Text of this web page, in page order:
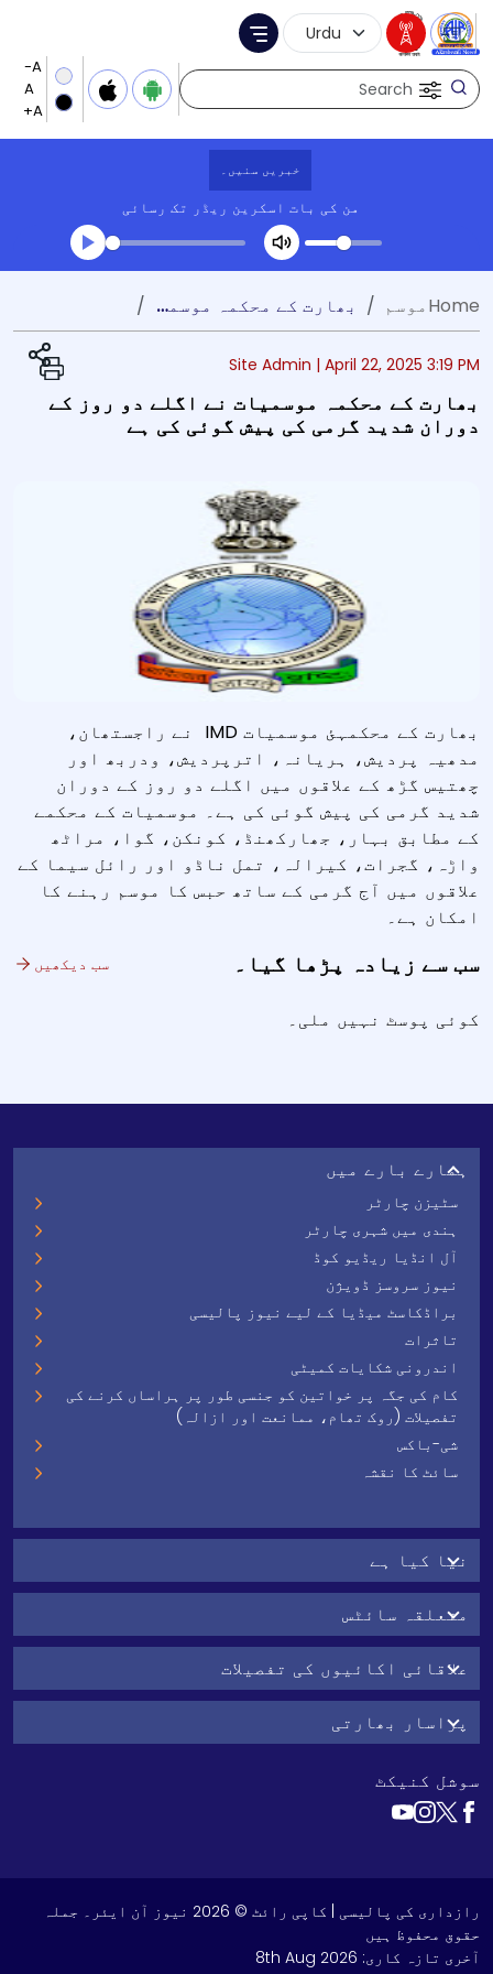
Search
Language Selection
Menu
خبریں سنیں۔
من کی بات اسکرین ریڈر تک رسائی
Transcript summary
کھیلیں آڈیو Homeموسم بھارت کے محکمہ موسمیات نے اگلے دو روز کے دوران شدید گرمی کی پیش گوئی کی ہے
Site Admin | April 22, 2025 3:19 PM
بھارت کے محکمہ موسمیات نے اگلے دو روز کے
دوران شدید گرمی کی پیش گوئی کی ہے
بھارت کے محکمہئ موسمیات IMD نے راجستھان،
مدھیہ پردیش، ہریانہ، اترپردیش، ودربھ اور
چھتیس گڑھ کے علاقوں میں اگلے دو روز کے دوران
شدید گرمی کی پیش گوئی کی ہے۔ موسمیات کے محکمے
کے مطابق بہار، جھارکھنڈ، کونکن، گوا، مراٹھ
واڑہ، گجرات، کیرالہ، تمل ناڈو اور رائل سیما کے
علاقوں میں آج گرمی کے ساتھ حبس کا موسم رہنے کا
امکان ہے۔
سب سے زیادہ پڑھا گیا۔ سب دیکھیں
کوئی پوسٹ نہیں ملی۔
ہمارے بارے میں
سٹیزن چارٹر
ہندی میں شہری چارٹر
آل انڈیا ریڈیو کوڈ
نیوز سروسز ڈویژن
براڈکاسٹ میڈیا کے لیے نیوز پالیسی
تاثرات
اندرونی شکایات کمیٹی
کام کی جگہ پر خواتین کو جنسی طور پر ہراساں کرنے کی
تفصیلات (روک تھام، ممانعت اور ازالہ)
شی-باکس
سائٹ کا نقشہ
نیا کیا ہے
متعلقہ سائٹس
علاقائی اکائیوں کی تفصیلات
پراسار بھارتی
سوشل کنیکٹ
رازداری کی پالیسی
| کاپی رائٹ © 2026 نیوز آن ایئر۔ جملہ
حقوق محفوظ ہیں
آخری تازہ کاری: 8th Aug 2026